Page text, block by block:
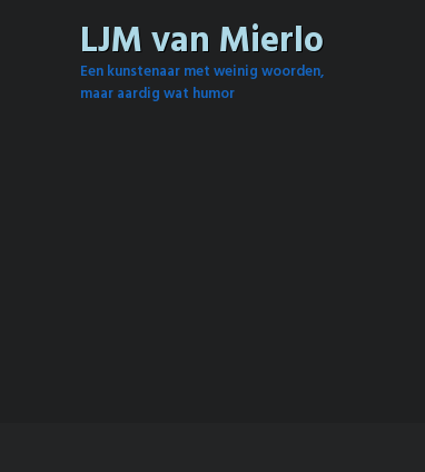
LJM van Mierlo
Een kunstenaar met weinig woorden,